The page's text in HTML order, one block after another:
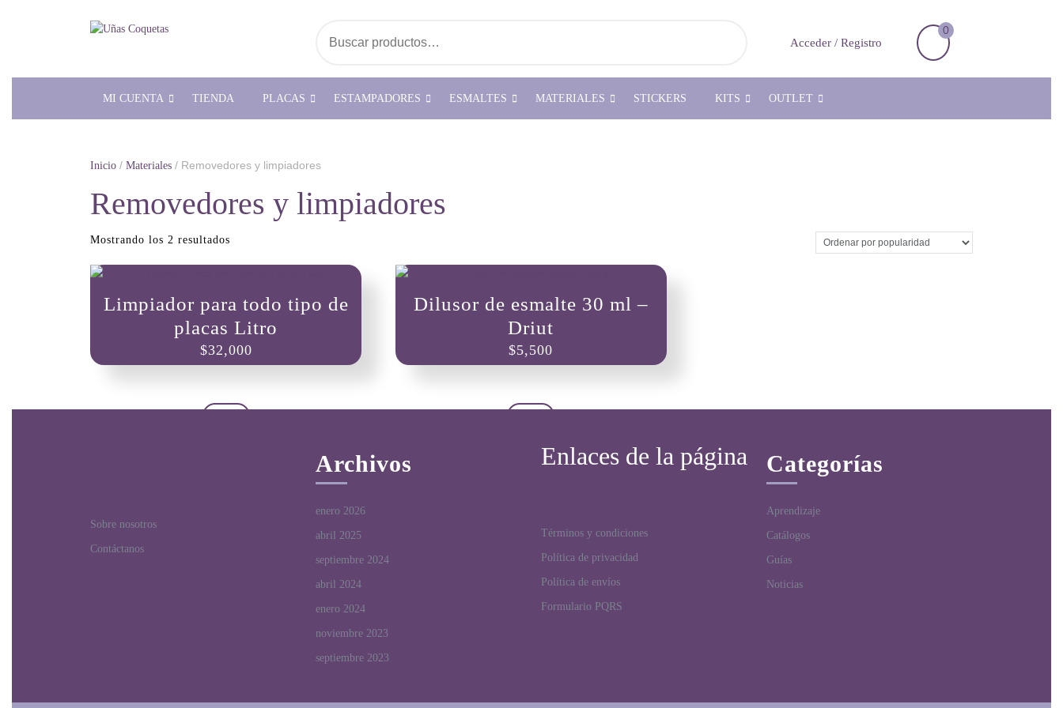
Acceder / Registro Acceder
Registro
Carrito
0
MI CUENTA TIENDA PLACAS ESTAMPADORES ESMALTES MATERIALES STICKERS KITS OUTLET
Inicio / Materiales / Removedores y limpiadores
Removedores y limpiadores
Mostrando los 2 resultados
Limpiador para todo tipo de
placas Litro
$32,000
Dilusor de esmalte 30 ml –
Driut
$5,500
Sobre nosotros
Contáctanos
Archivos
enero 2026
abril 2025
septiembre 2024
abril 2024
enero 2024
noviembre 2023
septiembre 2023
Enlaces de la página
Términos y condiciones
Política de privacidad
Política de envíos
Formulario PQRS
Categorías
Aprendizaje
Catálogos
Guías
Noticias